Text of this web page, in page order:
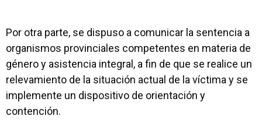
Por otra parte, se dispuso a comunicar la sentencia a
organismos provinciales competentes en materia de
género y asistencia integral, a fin de que se realice un
relevamiento de la situación actual de la víctima y se
implemente un dispositivo de orientación y
contención.